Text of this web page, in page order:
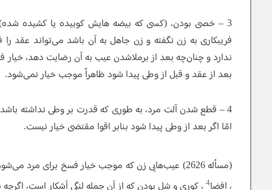
3 – خصى بودن
، (كسى كه بيضه هايش كوبيده يا كشيده
فريبكارى به زن نگفته و زن جاهل به آن باشد مى‌تواند عقد
ندارد و چنان‌چه بعد از برملاشدن عيب به آن رضايت دهد،
بعد از عقد و قبل از وطى پيدا شود ظاهراً موجب خيار نمى‌شود.
4 – قطع شدن آلت مرد
، به طورى كه قدرت بر وطى نداشته
امّا اگر بعد از وطى پيدا شود بنابر اقوا مقتضى خيار نيست.
(مسأله 2626)
عيب‌هايى زن كه موجب خيار فسخ براى مرد
4